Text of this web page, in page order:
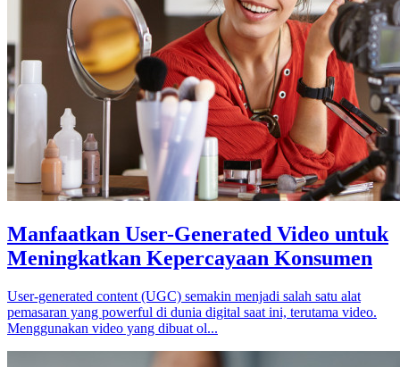
Manfaatkan User-Generated Video untuk
Meningkatkan Kepercayaan Konsumen
User-generated content (UGC) semakin menjadi salah satu alat
pemasaran yang powerful di dunia digital saat ini, terutama video.
Menggunakan video yang dibuat ol...